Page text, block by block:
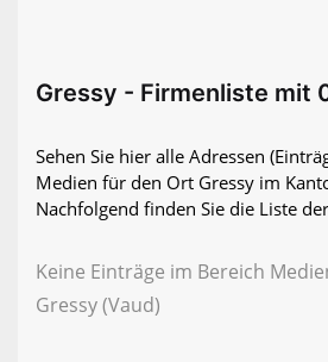
Gressy - Firmenliste mit
Sehen Sie hier alle Adressen
Medien für den Ort Gressy im
Nachfolgend finden Sie die Liste
Keine Einträge im Bereich
Gressy (Vaud)